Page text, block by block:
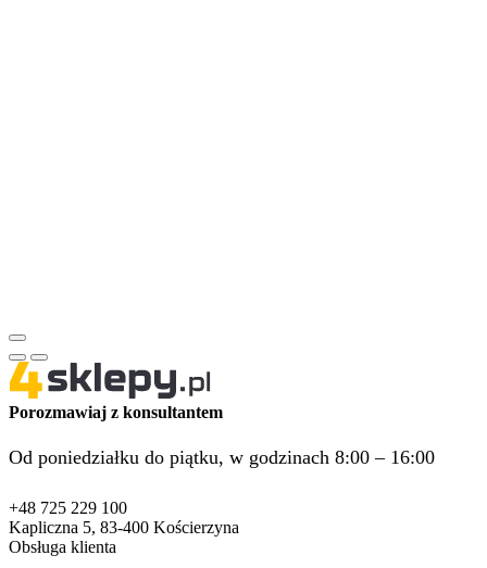
Porozmawiaj z konsultantem
Od poniedziałku do piątku, w godzinach 8:00 – 16:00
+48 725 229 100
Kapliczna 5, 83-400 Kościerzyna
Obsługa klienta